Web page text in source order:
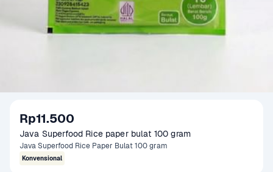
Rp11.500
Java Superfood Rice paper bulat 100 gram
Java Superfood Rice Paper Bulat 100 gram
Konvensional